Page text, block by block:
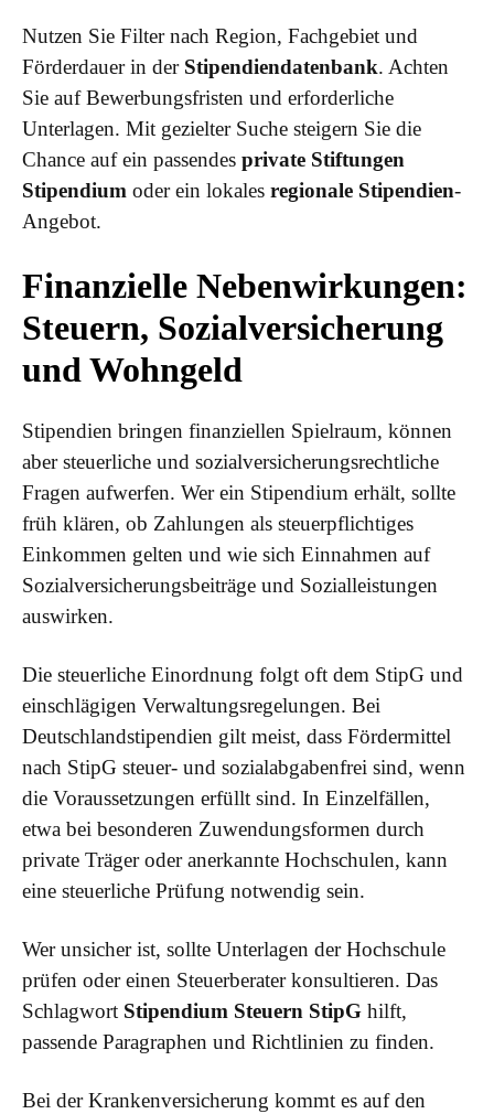
Nutzen Sie Filter nach Region, Fachgebiet und
Förderdauer in der Stipendiendatenbank. Achten
Sie auf Bewerbungsfristen und erforderliche
Unterlagen. Mit gezielter Suche steigern Sie die
Chance auf ein passendes private Stiftungen
Stipendium oder ein lokales regionale Stipendien-
Angebot.
Finanzielle Nebenwirkungen:
Steuern, Sozialversicherung
und Wohngeld
Stipendien bringen finanziellen Spielraum, können
aber steuerliche und sozialversicherungsrechtliche
Fragen aufwerfen. Wer ein Stipendium erhält, sollte
früh klären, ob Zahlungen als steuerpflichtiges
Einkommen gelten und wie sich Einnahmen auf
Sozialversicherungsbeiträge und Sozialleistungen
auswirken.
Die steuerliche Einordnung folgt oft dem StipG und
einschlägigen Verwaltungsregelungen. Bei
Deutschlandstipendien gilt meist, dass Fördermittel
nach StipG steuer- und sozialabgabenfrei sind, wenn
die Voraussetzungen erfüllt sind. In Einzelfällen,
etwa bei besonderen Zuwendungsformen durch
private Träger oder anerkannte Hochschulen, kann
eine steuerliche Prüfung notwendig sein.
Wer unsicher ist, sollte Unterlagen der Hochschule
prüfen oder einen Steuerberater konsultieren. Das
Schlagwort Stipendium Steuern StipG hilft,
passende Paragraphen und Richtlinien zu finden.
Bei der Krankenversicherung kommt es auf den